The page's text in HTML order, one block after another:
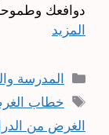
دوافعك
المزيد
التصنيفات
المدرسة
الوسوم
خطاب
الغرض من